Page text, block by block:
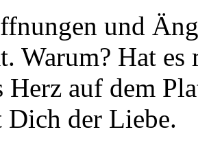
und
Warum? Hat
Herz auf dem
Dich der Liebe.